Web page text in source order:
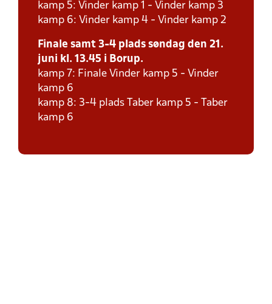
kamp 5: Vinder kamp 1 - Vinder kamp 3
kamp 6: Vinder kamp 4 - Vinder kamp 2
Finale samt 3-4 plads søndag den 21.
juni kl. 13.45 i Borup.
kamp 7: Finale Vinder kamp 5 - Vinder
kamp 6
kamp 8: 3-4 plads Taber kamp 5 - Taber
kamp 6